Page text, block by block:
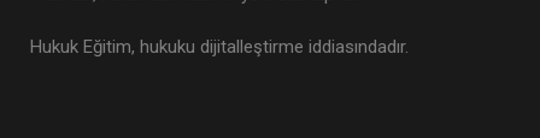
Hukuk Eğitim, hukuku dijitalleştirme iddiasındadır.